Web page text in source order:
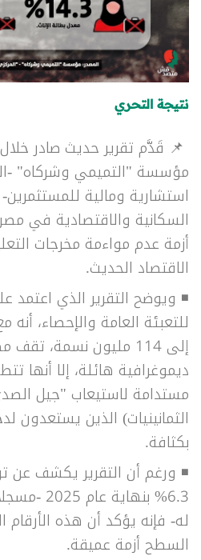
نتيجة التحري
📌 قَدَّم تقرير حديث صادر
مؤسسة "التميمي وشركاه" -
استشارية ومالية
السكانية والاقتصادية في
أزمة عدم مواءمة مخرجات
الاقتصاد الحديث.
◾ ويوضح التقرير الذي اعتمد
للتعبئة العامة والإحصاء،
إلى 114 مليون نسمة،
ديموغرافية هائلة، إلا
مستدامة لاستيعاب "جيل
الثمانينيات) الذين
بكثافة.
◾ ورغم أن التقرير يكشف عن
6.3%
له- فإنه يؤكد أن هذه الأرقام
السطح أزمة عميقة.